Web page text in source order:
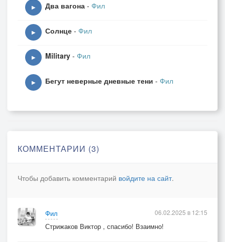
▶ Два вагона - Фил
▶ Солнце - Фил
▶ Military - Фил
▶ Бегут неверные дневные тени - Фил
КОММЕНТАРИИ (3)
Чтобы добавить комментарий войдите на сайт.
Фил
Стрижаков Виктор , спасибо! Взаимно!
06.02.2025 в 12:15